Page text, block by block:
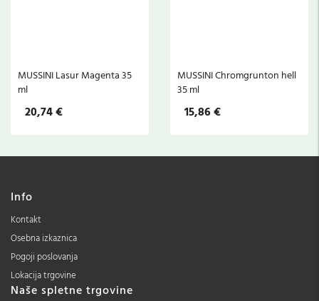
MUSSINI Lasur Magenta 35
ml
20,74 €
MUSSINI Chromgrunton hell
35 ml
15,86 €
Info
Kontakt
Osebna izkaznica
Pogoji poslovanja
Lokacija trgovine
Naše spletne trgovine